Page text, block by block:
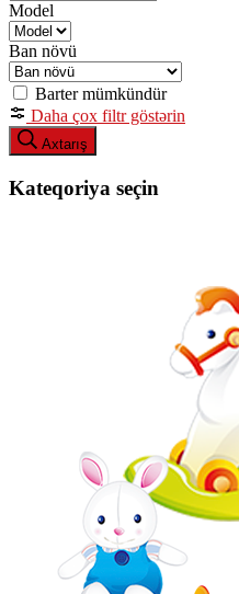
Model
Ban növü
Barter mümkündür
Daha çox filtr göstərin
Axtarış
Kateqoriya seçin